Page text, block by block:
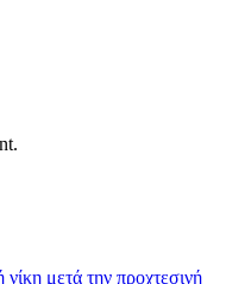
μετά την προχτεσινή